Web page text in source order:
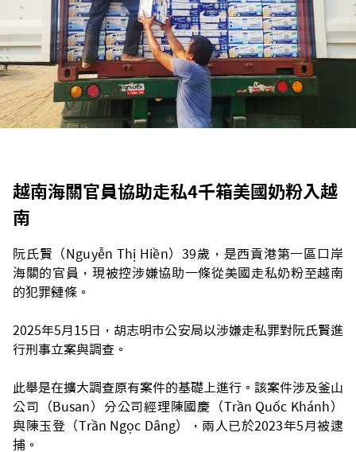
越南海關官員協助走私4千箱美國奶粉入越
南
阮氏賢（Nguyễn Thị Hiền）39歲，是西貢港第一區口岸
海關的官員，現被控涉嫌協助一條從美國走私奶粉至越南
的犯罪鏈條。
2025年5月15日，胡志明市公安局以涉嫌走私罪對阮氏賢進
行刑事立案與調查。
此舉是在擴大調查原有案件的基礎上進行。該案件涉及釜山
公司（Busan）分公司經理陳國慶（Trần Quốc Khánh）
與陳玉登（Trần Ngọc Dâng），兩人已於2023年5月被逮
捕。